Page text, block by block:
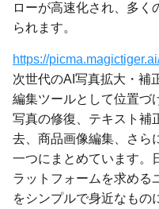
ローが高速化され、多く
られます。
https://
次世代のAI写真拡大・補
編集ツールとして位置づ
写真の修復、テキスト補
去、商品画像編集、さら
一つにまとめています。
ラットフォームを求める
をシンプルで身近なもの